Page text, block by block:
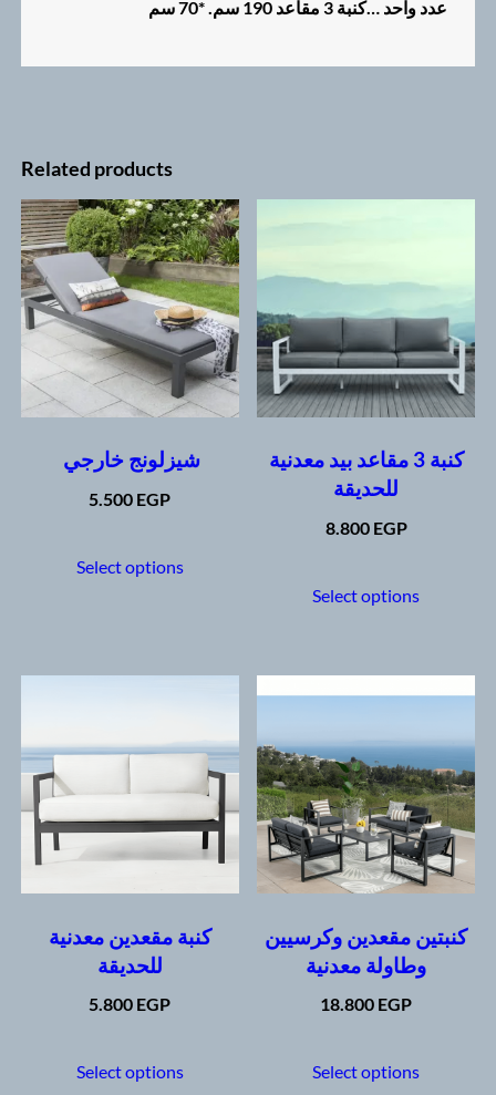
عدد واحد …كنبة 3 مقاعد 190 سم. *70 سم
Related products
شيزلونج خارجي
5.500 EGP
Select options
The
options
be
chosen
on
the
product
page
كنبة 3 مقاعد بيد معدنية
للحديقة
8.800 EGP
Select options
The
may
be
chosen
on
the
product
page
كنبة مقعدين معدنية
للحديقة
5.800 EGP
Select options
كنبتين مقعدين وكرسيين
وطاولة معدنية
18.800 EGP
Select options